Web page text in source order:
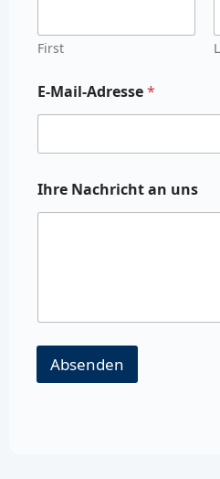
First
E-Mail-Adresse*
Ihre Nachricht an uns
Absenden